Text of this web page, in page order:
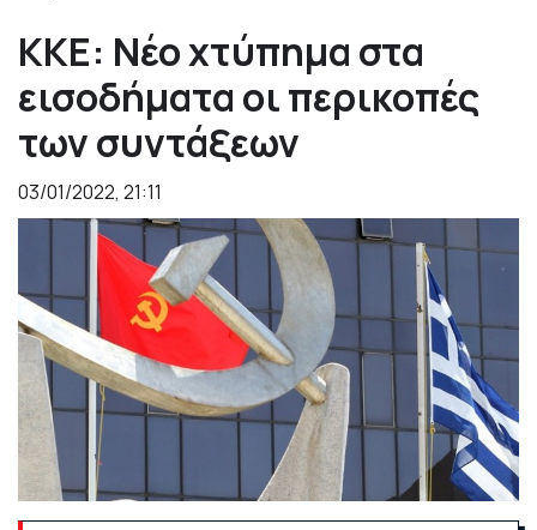
ΚΚΕ: Νέο χτύπημα στα
εισοδήματα οι περικοπές
των συντάξεων
03/01/2022, 21:11